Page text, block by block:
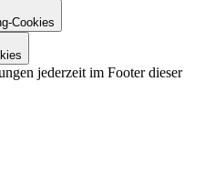
Cookies
jederzeit im Footer dieser